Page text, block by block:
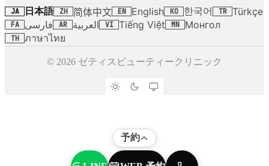
JA 日本語 ZH 简体中文 EN English KO 한국어 TR Türkçe
FA فارسی AR العربية VI Tiếng Việt MN Монгол
TH ภาษาไทย
© 2026 ゼティスビューティークリニック
予約